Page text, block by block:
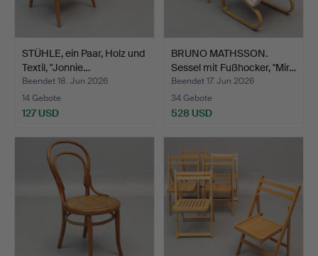
STÜHLE, ein Paar, Holz und
Textil, "Jonnie…
Beendet 18. Jun 2026
14 Gebote
127 USD
BRUNO MATHSSON.
Sessel mit Fußhocker, "Mir…
Beendet 17. Jun 2026
34 Gebote
528 USD